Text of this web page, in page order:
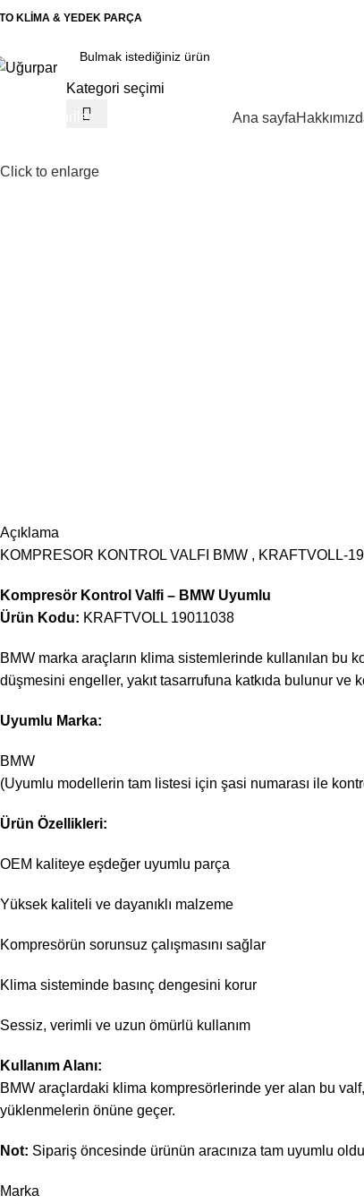
KLİMA & YEDEK PARÇA
Kategori seçimi
Kategoriler Ana sayfa
Click to enlarge
Açıklama
KOMPRESOR KONTROL VALFI BMW , KRAFTVOLL-
Kompresör Kontrol Valfi – BMW Uyumlu
Ürün Kodu: KRAFTVOLL 19011038
BMW marka araçların klima sistemlerinde kullanılan bu
düşmesini engeller, yakıt tasarrufuna katkıda bulunur ve
Uyumlu Marka:
BMW
(Uyumlu modellerin tam listesi için şasi numarası ile
Ürün Özellikleri:
OEM kaliteye eşdeğer uyumlu parça
Yüksek kaliteli ve dayanıklı malzeme
Kompresörün sorunsuz çalışmasını sağlar
Klima sisteminde basınç dengesini korur
Sessiz, verimli ve uzun ömürlü kullanım
Kullanım Alanı:
BMW araçlardaki klima kompresörlerinde yer alan bu valf,
yüklenmelerin önüne geçer.
Not: Sipariş öncesinde ürünün aracınıza tam uyumlu
Marka